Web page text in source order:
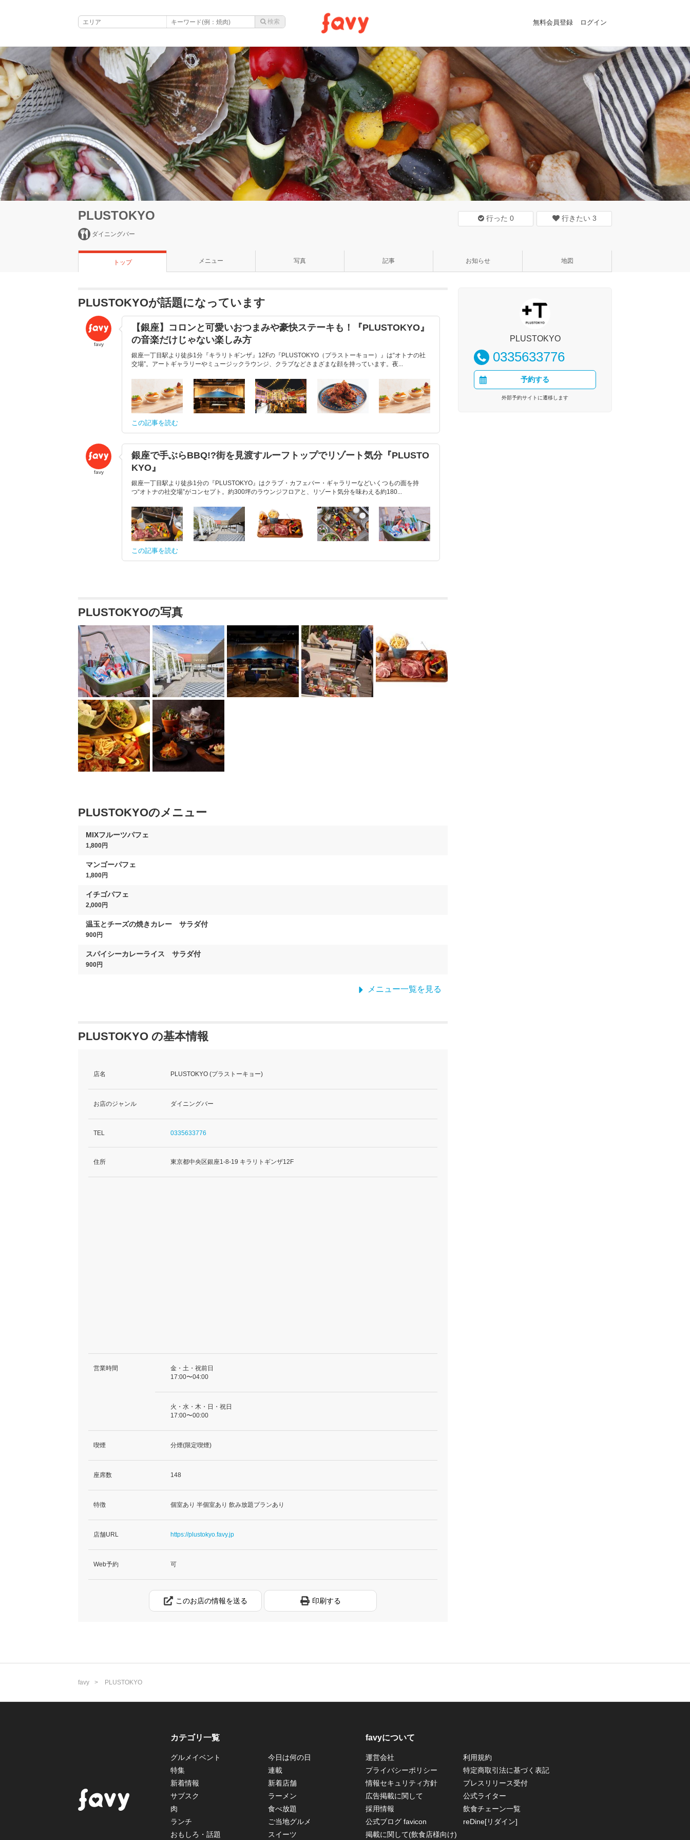
無料会員登録 ログイン
PLUSTOKYO
ダイニングバー
行った 0 行きたい 3
トップ メニュー 写真 記事 お知らせ 地図
PLUSTOKYOが話題になっています
favy
【銀座】コロンと可愛いおつまみや豪快ステーキも！『PLUSTOKYO』
の音楽だけじゃない楽しみ方
銀座一丁目駅より徒歩1分『キラリトギンザ』12Fの『PLUSTOKYO（プラストーキョー）』は“オトナの社
交場”。アートギャラリーやミュージックラウンジ、クラブなどさまざまな顔を持っています。夜...
この記事を読む
favy
銀座で手ぶらBBQ!?街を見渡すルーフトップでリゾート気分『PLUSTO
KYO』
銀座一丁目駅より徒歩1分の『PLUSTOKYO』はクラブ・カフェバー・ギャラリーなどいくつもの面を持
つ“オトナの社交場”がコンセプト。約300坪のラウンジフロアと、リゾート気分を味わえる約180...
この記事を読む
PLUSTOKYOの写真
PLUSTOKYOのメニュー
MIXフルーツパフェ
1,800円
マンゴーパフェ
1,800円
イチゴパフェ
2,000円
温玉とチーズの焼きカレー サラダ付
900円
スパイシーカレーライス サラダ付
900円
メニュー一覧を見る
PLUSTOKYO の基本情報
店名 PLUSTOKYO (プラストーキョー)
お店のジャンル ダイニングバー
TEL 0335633776
住所 東京都中央区銀座1-8-19 キラリトギンザ12F
営業時間
金・土・祝前日
17:00〜04:00
火・水・木・日・祝日
17:00〜00:00
喫煙 分煙(限定喫煙)
座席数 148
特徴 個室あり 半個室あり 飲み放題プランあり
店舗URL https://plustokyo.favy.jp
Web予約 可
このお店の情報を送る 印刷する
PLUSTOKYO
0335633776
予約する
外部予約サイトに遷移します
favy PLUSTOKYO
カテゴリ一覧
グルメイベント
今日は何の日
特集
連載
新着情報
新着店舗
サブスク
ラーメン
肉
食べ放題
ランチ
ご当地グルメ
おもしろ・話題
スイーツ
favyについて
運営会社
利用規約
プライバシーポリシー
特定商取引法に基づく表記
情報セキュリティ方針
プレスリリース受付
広告掲載に関して
公式ライター
採用情報
飲食チェーン一覧
公式ブログ favicon
reDine[リダイン]
掲載に関して(飲食店様向け)